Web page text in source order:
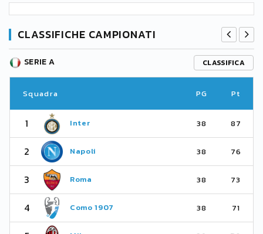
CLASSIFICHE CAMPIONATI
SERIE A CLASSIFICA
Squadra PG Pt
1 Inter 38 87
2 Napoli 38 76
3 Roma 38 73
4 Como 1907 38 71